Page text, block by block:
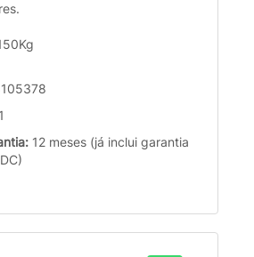
12 meses (já inclui garantia